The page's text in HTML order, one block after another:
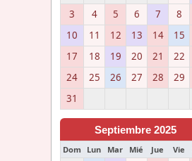
3
4 5 6 7 8
10
11 12 13 14 15
17
18 19 20 21 22
24
25 26 27 28 29
31
Septiembre 2025
Dom Lun Mar Mié Jue Vie